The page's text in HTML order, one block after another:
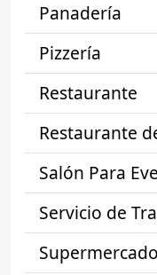
Panadería
Pizzería
Restaurante
Restaurante
Salón Para
Servicio de
Supermercado